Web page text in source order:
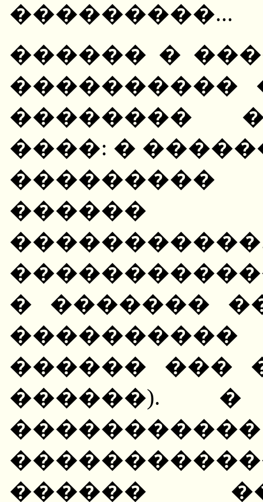
���������...
������ �
����������
��������
����: �
������
� �������
������ ���
������).
������